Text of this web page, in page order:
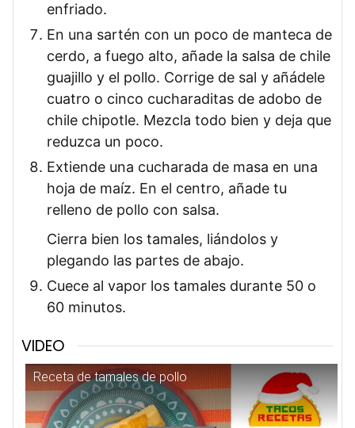
enfriado.
En una sartén con un poco de manteca de
cerdo, a fuego alto, añade la salsa de chile
guajillo y el pollo. Corrige de sal y añádele
cuatro o cinco cucharaditas de adobo de
chile chipotle. Mezcla todo bien y deja que
reduzca un poco.
Extiende una cucharada de masa en una
hoja de maíz. En el centro, añade tu
relleno de pollo con salsa.
Cierra bien los tamales, liándolos y
plegando las partes de abajo.
Cuece al vapor los tamales durante 50 o
60 minutos.
VIDEO
Receta de tamales de pollo